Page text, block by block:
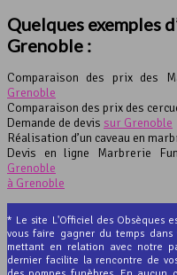
Quelques exemples
Grenoble :
Comparaison des prix des
Grenoble
Comparaison des prix des
Demande de devis sur Grenoble
Réalisation d’un caveau en
Devis en ligne Marbrerie
Grenoble
à Grenoble
* Le site L'Officiel des Obsèques
vous faire gagner du temps dans
mettant en relation avec notre
dernier facilite la rencontre de